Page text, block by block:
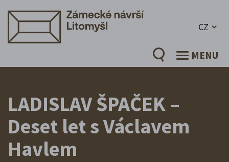
CZ
MENU
LADISLAV ŠPAČEK –
Deset let s Václavem
Havlem